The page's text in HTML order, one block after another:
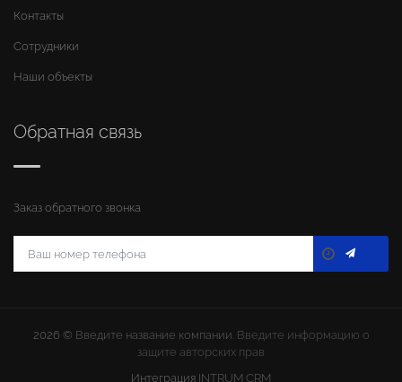
Контакты
Сотрудники
Наши объекты
Обратная связь
Заказ обратного звонка
2026 © Введите название компании. Введите информацию о
защите авторских прав
Интеграция INTRUM CRM